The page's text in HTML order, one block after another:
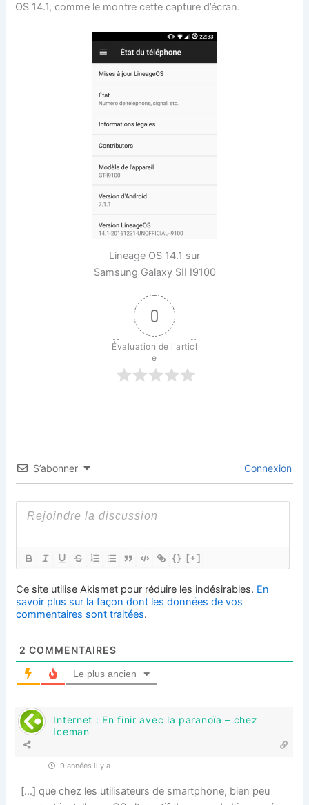
OS 14.1, comme le montre cette capture d’écran.
Lineage OS 14.1 sur
Samsung Galaxy SII I9100
0
Évaluation de l'articl
e
S’abonner Connexion
{} [+]
Ce site utilise Akismet pour réduire les indésirables. En
savoir plus sur la façon dont les données de vos
commentaires sont traitées.
2 COMMENTAIRES
Le plus ancien
Internet : En finir avec la paranoïa – chez
Iceman
9 années il y a
[…] que chez les utilisateurs de smartphone, bien peu